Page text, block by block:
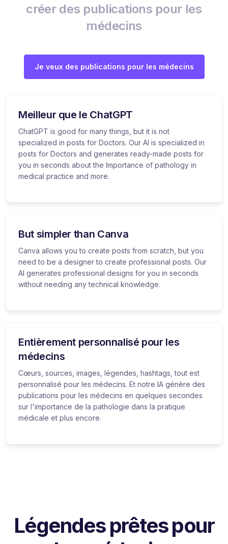
créer des publications pour les
médecins
Je veux des publications pour les médecins
Meilleur que le ChatGPT
ChatGPT is good for many things, but it is not
specialized in posts for Doctors. Our AI is specialized in
posts for Doctors and generates ready-made posts for
you in seconds about the Importance of pathology in
medical practice and more.
But simpler than Canva
Canva allows you to create posts from scratch, but you
need to be a designer to create professional posts. Our
AI generates professional designs for you in seconds
without needing any technical knowledge.
Entièrement personnalisé pour les
médecins
Cœurs, sources, images, légendes, hashtags, tout est
personnalisé pour les médecins. Et notre IA génère des
publications pour les médecins en quelques secondes
sur l'importance de la pathologie dans la pratique
médicale et plus encore.
Légendes prêtes pour